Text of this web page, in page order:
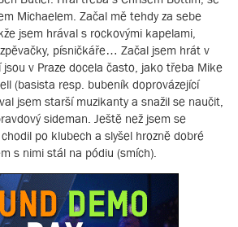
Michaelem. Začal mě tehdy za sebe
jsem hrával s rockovými kapelami,
písničkáře… Začal jsem hrát v
v Praze docela často, jako třeba Mike
(basista resp. bubeník doprovázející
jsem starší muzikanty a snažil se naučit,
sideman. Ještě než jsem se
po klubech a slyšel hrozně dobré
s nimi stál na pódiu (smích).